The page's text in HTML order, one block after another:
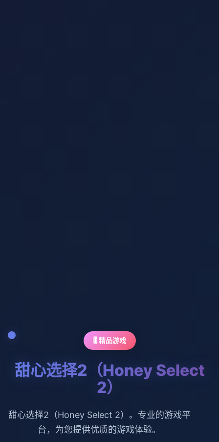
🎚️ 精品游戏
甜心选择2（Honey Select
2）
甜心选择2（Honey Select 2）。专业的游戏平
台，为您提供优质的游戏体验。